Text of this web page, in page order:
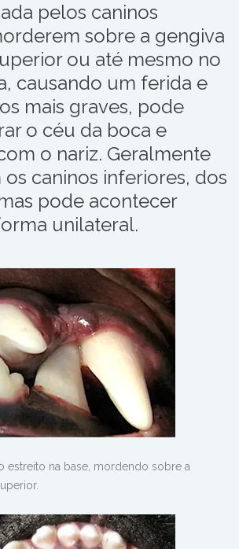
pelos caninos
sobre a gengiva
ou até mesmo no
, causando um ferida e
mais graves, pode
o céu da boca e
o nariz. Geralmente
caninos inferiores, dos
pode acontecer
unilateral.
estreito na base, mordendo sobre a